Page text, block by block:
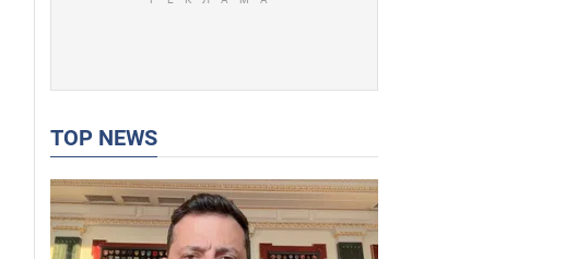
TOP NEWS